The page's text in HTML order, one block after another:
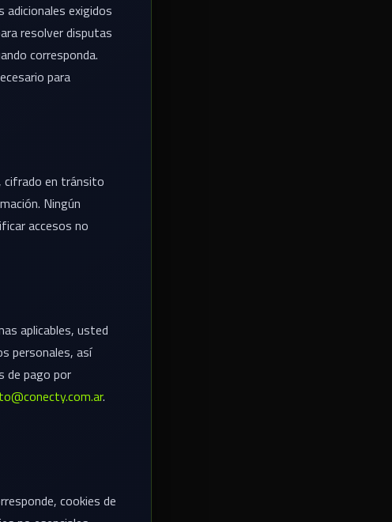
exigidos
resolver disputas
corresponda.
para
cifrado en tránsito
Ningún
accesos no
aplicables, usted
personales, así
de pago por
.
cookies de